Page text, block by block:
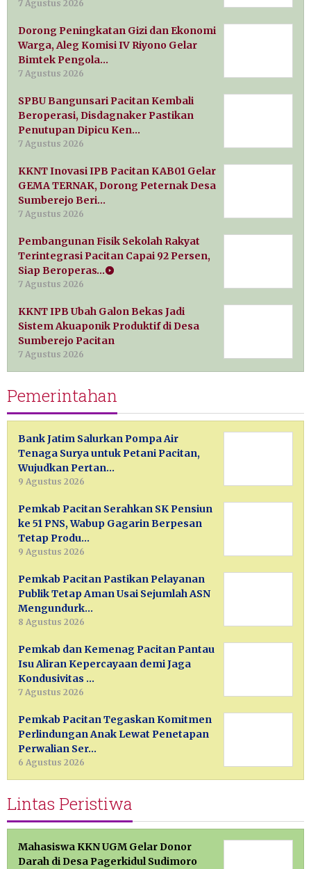
7 Agustus 2026
Dorong Peningkatan Gizi dan Ekonomi
Warga, Aleg Komisi IV Riyono Gelar
Bimtek Pengola…
7 Agustus 2026
SPBU Bangunsari Pacitan Kembali
Beroperasi, Disdagnaker Pastikan
Penutupan Dipicu Ken…
7 Agustus 2026
KKNT Inovasi IPB Pacitan KAB01 Gelar
GEMA TERNAK, Dorong Peternak Desa
Sumberejo Beri…
7 Agustus 2026
Pembangunan Fisik Sekolah Rakyat
Terintegrasi Pacitan Capai 92 Persen,
Siap Beroperas…
7 Agustus 2026
KKNT IPB Ubah Galon Bekas Jadi
Sistem Akuaponik Produktif di Desa
Sumberejo Pacitan
7 Agustus 2026
Pemerintahan
Bank Jatim Salurkan Pompa Air
Tenaga Surya untuk Petani Pacitan,
Wujudkan Pertan…
9 Agustus 2026
Pemkab Pacitan Serahkan SK Pensiun
ke 51 PNS, Wabup Gagarin Berpesan
Tetap Produ…
9 Agustus 2026
Pemkab Pacitan Pastikan Pelayanan
Publik Tetap Aman Usai Sejumlah ASN
Mengundurk…
8 Agustus 2026
Pemkab dan Kemenag Pacitan Pantau
Isu Aliran Kepercayaan demi Jaga
Kondusivitas …
7 Agustus 2026
Pemkab Pacitan Tegaskan Komitmen
Perlindungan Anak Lewat Penetapan
Perwalian Ser…
6 Agustus 2026
Lintas Peristiwa
Mahasiswa KKN UGM Gelar Donor
Darah di Desa Pagerkidul Sudimoro